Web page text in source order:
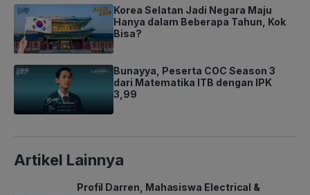
Korea Selatan Jadi Negara Maju
Hanya dalam Beberapa Tahun, Kok
Bisa?
Bunayya, Peserta COC Season 3
dari Matematika ITB dengan IPK
3,99
Artikel Lainnya
Profil Darren, Mahasiswa Electrical &